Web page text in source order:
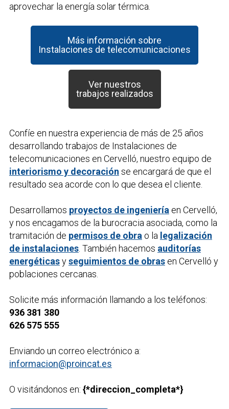
aprovechar la energía solar térmica.
Más información sobre
Instalaciones de telecomunicaciones
Ver nuestros
trabajos realizados
Confíe en nuestra experiencia de más de 25 años
desarrollando trabajos de Instalaciones de
telecomunicaciones en Cervelló, nuestro equipo de
interiorismo y decoración se encargará de que el
resultado sea acorde con lo que desea el cliente.
Desarrollamos proyectos de ingeniería en Cervelló,
y nos encagamos de la burocracia asociada, como la
tramitación de permisos de obra o la legalización
de instalaciones. También hacemos auditorías
energéticasyseguimientos de obrasen Cervelló y
poblaciones cercanas.
Solicite más información llamando a los teléfonos:
936 381 380
626 575 555
Enviando un correo electrónico a:
informacion@proincat.es
O visitándonos en: {*direccion_completa*}